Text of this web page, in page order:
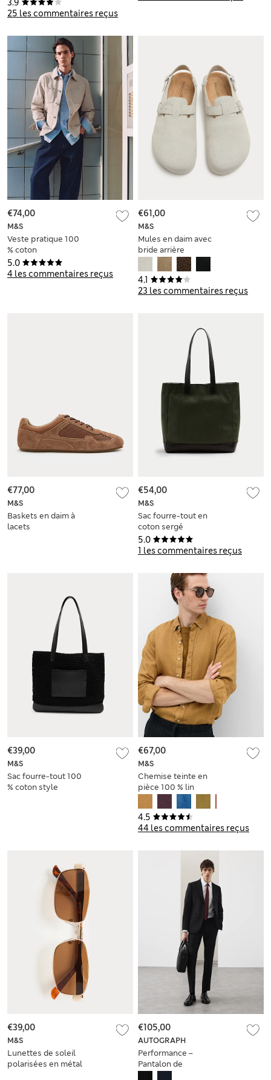
3.9
25 les commentaires reçus
5.0
4 les commentaires reçus
M&S
Veste pratique 100
% coton
€74,00
4.1
23 les commentaires reçus
M&S
Mules en daim avec
bride arrière
€61,00
M&S
Baskets en daim à
lacets
€77,00
5.0
1 les commentaires reçus
M&S
Sac fourre-tout en
coton sergé
€54,00
M&S
Sac fourre-tout 100
% coton style
€39,00
4.5
44 les commentaires reçus
M&S
Chemise teinte en
pièce 100 % lin
€67,00
M&S
Lunettes de soleil
polarisées en métal
€39,00
AUTOGRAPH
Performance –
Pantalon de
€105,00